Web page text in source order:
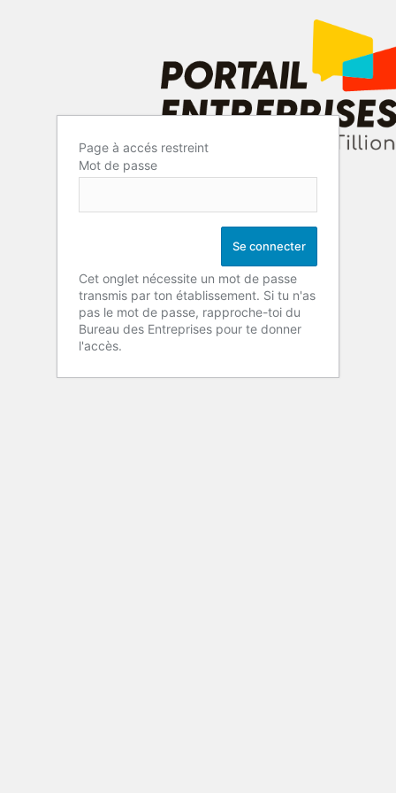
Page à accés restreint
Mot de passe
Cet onglet nécessite un mot de passe
transmis par ton établissement. Si tu n'as
pas le mot de passe, rapproche-toi du
Bureau des Entreprises pour te donner
l'accès.